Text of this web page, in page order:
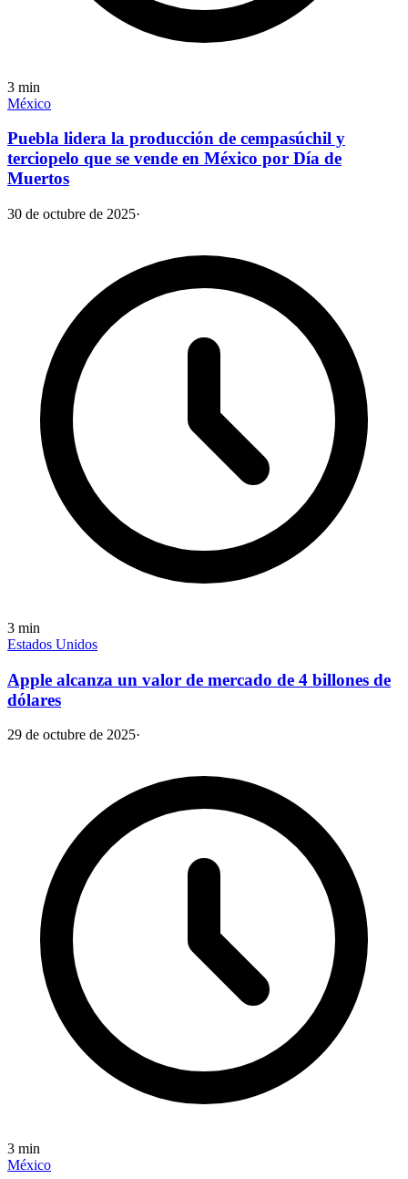
3 min
México
Puebla lidera la producción de cempasúchil y
terciopelo que se vende en México por Día de
Muertos
30 de octubre de 2025·
3 min
Estados Unidos
Apple alcanza un valor de mercado de 4 billones de
dólares
29 de octubre de 2025·
3 min
México